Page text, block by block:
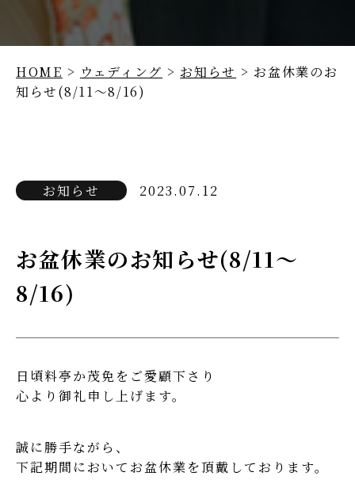
HOME > ウェディング > お知らせ > お盆休業のお
知らせ(8/11～8/16)
お知らせ 2023.07.12
お盆休業のお知らせ(8/11～
8/16)
日頃料亭か茂免をご愛顧下さり
心より御礼申し上げます。
誠に勝手ながら、
下記期間においてお盆休業を頂戴しております。